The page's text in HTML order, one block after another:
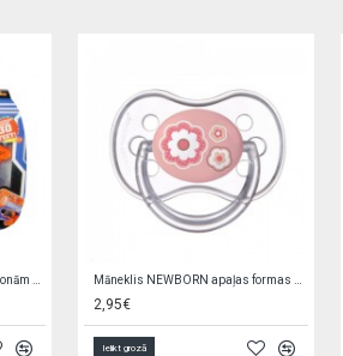
3,90€
Ielikt grozā